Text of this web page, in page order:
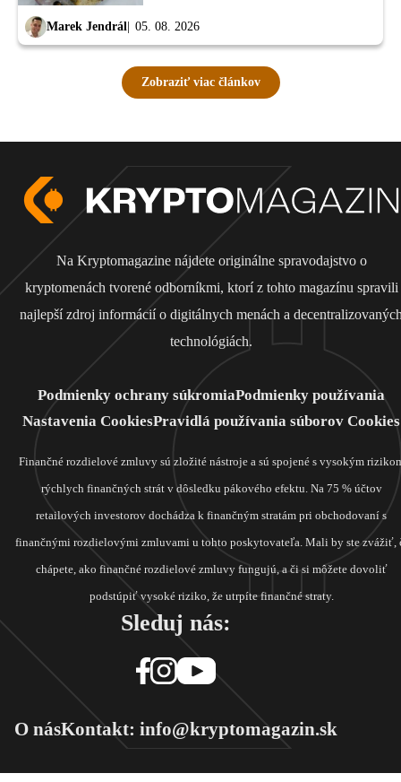
Marek Jendrál 05. 08. 2026
Zobraziť viac článkov
Na Kryptomagazine nájdete originálne spravodajstvo o
kryptomenách tvorené odborníkmi, ktorí z tohto magazínu spravili
najlepší zdroj informácií o digitálnych menách a
technológiách.
Podmienky ochrany súkromiaPodmienky používania
Nastavenia CookiesPravidlá používania súborov Cookies
Finančné rozdielové zmluvy sú zložité nástroje a sú spojené s vysokým
rýchlych finančných strát v dôsledku pákového efektu. Na 75 % účtov
retailových investorov dochádza k finančným stratám pri obchodovaní s
finančnými rozdielovými zmluvami u tohto poskytovateľa. Mali by ste zvážiť,
chápete, ako finančné rozdielové zmluvy fungujú, a či si môžete dovoliť
podstúpiť vysoké riziko, že utrpíte finančné straty.
Sleduj nás:
O násKontakt: info@kryptomagazin.sk